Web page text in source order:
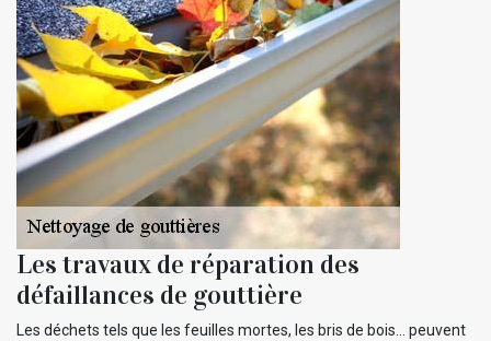
Les travaux de réparation des
défaillances de gouttière
Les déchets tels que les feuilles mortes, les bris de bois… peuvent